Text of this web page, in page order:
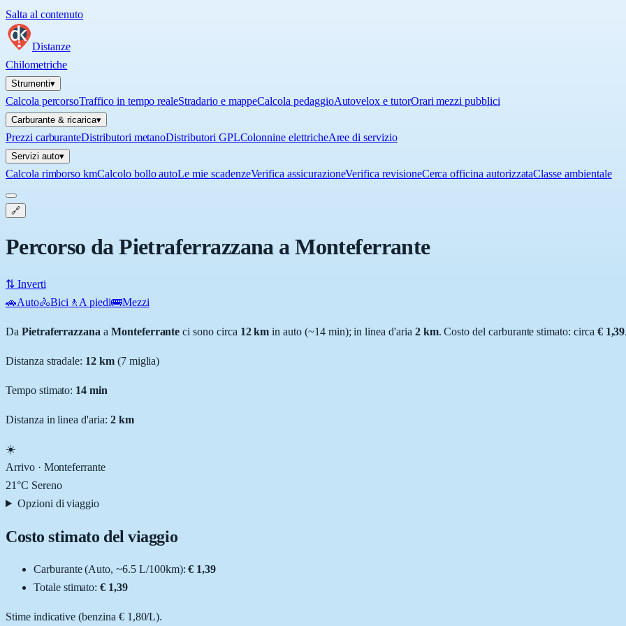
Salta al contenuto
Distanze
Chilometriche
Strumenti▾
Calcola percorsoTraffico in tempo realeStradario e mappeCalcola pedaggioAutovelox e tutorOrari mezzi pubblici
Carburante & ricarica▾
Prezzi carburanteDistributori metanoDistributori GPLColonnine elettricheAree di servizio
Servizi auto▾
Calcola rimborso kmCalcolo bollo autoLe mie scadenzeVerifica assicurazioneVerifica revisioneCerca officina autorizzataClasse ambientale
🔗
Percorso da Pietraferrazzana a Monteferrante
⇅ Inverti
🚗Auto🚴Bici 🚶 A piedi🚌Mezzi
Da Pietraferrazzana a Monteferrante ci sono circa 12km in auto (~14 min); in linea d'aria 2km. Costo del carburante stimato: circa € 1,39
Distanza stradale: 12 km (7miglia)
Tempo stimato: 14 min
Distanza in linea d'aria: 2km
☀️
Arrivo · Monteferrante
21°C Sereno
Opzioni di viaggio
Costo stimato del viaggio
Carburante (Auto, ~6.5 L/100km): € 1,39
Totale stimato:€ 1,39
Stime indicative (benzina € 1,80/L).